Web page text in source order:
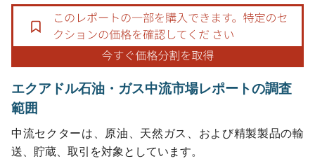
エクアドル石油・ガス中流市場レポートの調査
範囲
中流セクターは、原油、天然ガス、および精製製品の輸
送、貯蔵、取引を対象としています。